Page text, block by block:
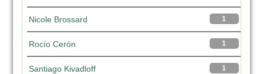
1
Nicole Brossard
1
Rocío Cerón
1
Santiago Kivadloff